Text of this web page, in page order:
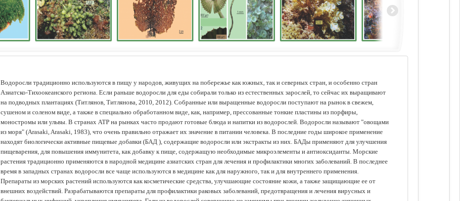
Водоросли традиционно используются в пищу у народов, живущих на побережье как южных, так и северных стран, и особенно стран
Азиатско-Тихоокеанского региона. Если раньше водоросли для еды собирали только из естественных зарослей, то сейчас их выращивают
на подводных плантациях (Tитлянов, Титлянова, 2010, 2012). Собранные или выращенные водоросли поступают на рынок в свежем,
сушеном и соленом виде, а также в специально обработанном виде, как, например, прессованные тонкие пластины из порфиры,
моностромы или ульвы. В странах АТР на рынках часто продают готовые блюда и напитки из водорослей. Водоросли называют "овощами
из моря" (Arasaki, Arasaki, 1983), что очень правильно отражает их значение в питании человека. В последние годы широкое применение
находят биологически активные пищевые добавки (БАД ), содержащие водоросли или экстракты из них. БАДы применяют для улучшения
пищеварения, для повышения иммунитета, как добавку к пище, содержащую необходимые микроэлементы и антиоксиданты. Морские
растения традиционно применяются в народной медицине азиатских стран для лечения и профилактики многих заболеваний. В последнее
время в западных странах водоросли все чаще используются в медицине как для наружного, так и для внутреннего применения.
Препараты из морских растений используются как косметические средства, улучшающие состояние кожи, а также защищающие ее от
внешних воздействий. Разрабатываются препараты для профилактики раковых заболеваний, предотвращения и лечения вирусных и